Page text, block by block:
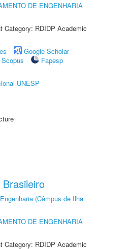
DE ENGENHARIA
Category: RDIDP Academic
Google Scholar
Scopus
Fapesp
UNESP
(Câmpus de Ilha
DE ENGENHARIA
Category: RDIDP Academic